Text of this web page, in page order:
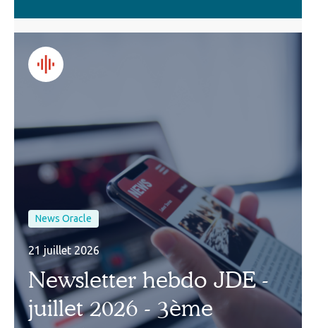
News Oracle
21 juillet 2026
Newsletter hebdo JDE -
juillet 2026 - 3ème